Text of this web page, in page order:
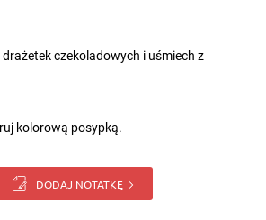
drażetek czekoladowych i uśmiech z
kolorową posypką.
DODAJ NOTATKĘ